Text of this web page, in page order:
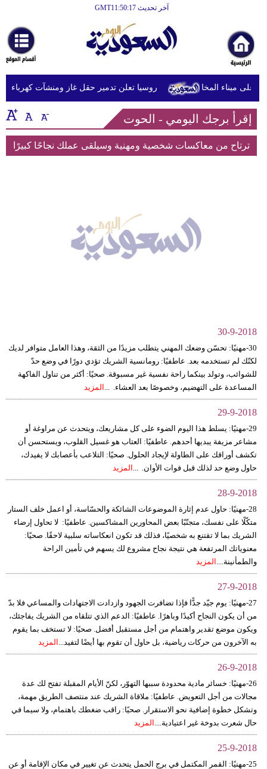
آخر تحديث GMT11:50:17
أخبارعاجلة
رياضة
ثقافة
إقتصاد
فن
إعلام
تعليم
علوم
وتكنولوجيا
أبراج
روسيا تعلن تدمير حقل غاز ومنشآت كهرباء
إقرأ برجك اليومي - الحوت
ترتاح من معاكسات شخصية ومهنية وسيلقى عملك نجاحًا كبيرًا
30-9-2018
30-مهنيًا: تحسّن وضعك المهني يتطلب مزيدًا من الثقة، وهذا العامل متوافر لديك
لكنّك لم تستخدمه بعد. عاطفيًا: رومانسية الشريك تؤدي دورًا في وضع حدّ
للشوائب، وتولد بينكما راحة نفسية غير مسبوقة. صحيًا: أكثر من تناول الفاكهة
المساعدة على التهضيم، وخصوصًا بعد العشاء. ... المزيد
29-9-2018
29-مهنيًا: يسلط هذا اليوم الضوء على كل مشاريعك، ويتحدث عن مراوغة أو
مشاعر مزيفة يبديها أحدهم. عاطفيًا: العتاب هو غسيل القلوب، ويستحسن أن
تكشف أوراقك على الطاولة لإيجاد الحلول. صحيًا: التلاعب بأعصابك لا يفيدك،
حاول وضع حد لذلك قبل فوات الأوان. ... المزيد
28-9-2018
28-مهنيًا: حاول عدم إثارة الموضوعات الشائكة والحسّاسة، أو اعمل خلف الستار
متكّلًا على نفسك، متجنّبًا بعض المحاورين المشاكسين. عاطفيًا: لا تحاول إرضاء
الشريك بما لا تقتنع به شخصيًا، فذلك قد تكون انعكاساته سلبية لاحقًا. صحيًا:
معنوياتك المرتفعة هي نتيجة نجاح مشروع لك يسهم في تأمين الراحة
والطمأنينة.... المزيد
27-9-2018
27-مهنيًا: يوم جيّد جدًّا فإذا تضافرت الجهود وازدادت الاجتهادات والمساعي فلا بدّ
من أن يكون النجاح أكيدًا وباهرًا. عاطفيًا: الدعم الذي تتلقاه من الشريك يفاجئك،
ويكون موضع تقدير واهتمام من أجل مستقبل أفضل. صحيًا: لا تستخف بما يقوم
به الآخرون من حركات رياضية، بل حاول أن تقوم بها أيضًا لتفيد... المزيد
26-9-2018
26-مهنيًا: خسائر مادية محدودة سببها التهوّر، لكنّ الأيام المقبلة تفتح لك عدة
مجالات من أجل التعويض. عاطفيًا: ملاقاة الشريك عند منتصف الطريق مهمة،
وتشكل خطوة إضافية نحو الاستقرار. صحيًا: راقب ضغطك باهتمام، ولا سيما في
حال شعرت بدوخة غير اعتيادية.... المزيد
25-9-2018
25-مهنيًا: القمر المكتمل في برج الحمل يتحدث عن تغيير في مكان الإقامة أو عن